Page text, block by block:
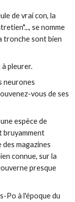
de vrai con, la
., se nomme
tronche sont bien
à pleurer.
neurones
vous de ses
espèce de
bruyamment
magazines
connue, sur la
presque
Po à l'époque du